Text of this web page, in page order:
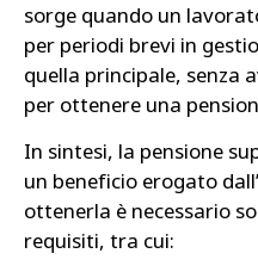
sorge quando un
per periodi brevi in
quella principale, senza
per ottenere una
In sintesi, la pensione
un beneficio erogato
ottenerla è necessario
requisiti, tra cui: